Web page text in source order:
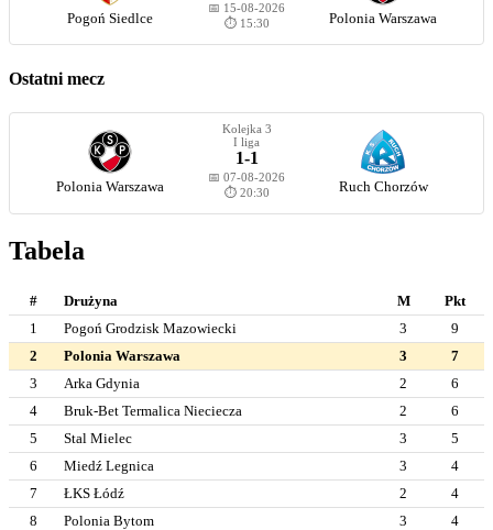
Pogoń Siedlce
📅 15-08-2026
⏱️ 15:30
Polonia Warszawa
Ostatni mecz
Polonia Warszawa
Kolejka 3
I liga
1-1
📅 07-08-2026
⏱️ 20:30
Ruch Chorzów
Tabela
# Drużyna M
Pkt
1
Pogoń Grodzisk Mazowiecki 3
9
2
Polonia Warszawa 3
7
3
Arka Gdynia 2
6
4
Bruk-Bet Termalica Nieciecza 2
6
5
Stal Mielec 3
5
6
Miedź Legnica 3
4
7
ŁKS Łódź 2
4
8
Polonia Bytom 3
4